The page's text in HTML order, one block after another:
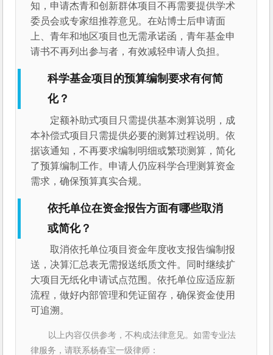
知，申请杰青和创新群体项目不再需要提供学术
委员会或专家组推荐意见。在站博士后申请面
上、青年和地区项目也无需承诺函，青年基金申
请书不再列出参与者，有效减轻申请人负担。
科学基金项目的预算编制要求有何简
化？
定额补助式项目只需提供基本测算说明，成
本补偿式项目只需提供必要的测算过程说明。依
据该通知，不再要求编制明细或繁琐测算，简化
了预算编制工作。申请人仍应科学合理测算资金
需求，确保预算真实合规。
依托单位在资金报告方面有哪些取消
或简化？
取消依托单位项目资金年度收支报告编制报
送，决算汇总表无需报送纸质文件。同时继续扩
大项目无纸化申请试点范围。依托单位应适应新
流程，做好内部管理和凭证留存，确保资金使用
可追溯。
以上内容仅供参考，不构成法律意见。如需专业法
律服务，请联系杨春宝一级律师：